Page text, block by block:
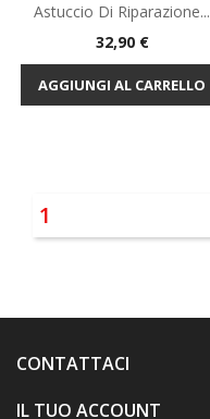
Astuccio Di Riparazione...
Prezzo
32,90 €
AGGIUNGI AL CARRELLO
1
CONTATTACI
IL TUO ACCOUNT